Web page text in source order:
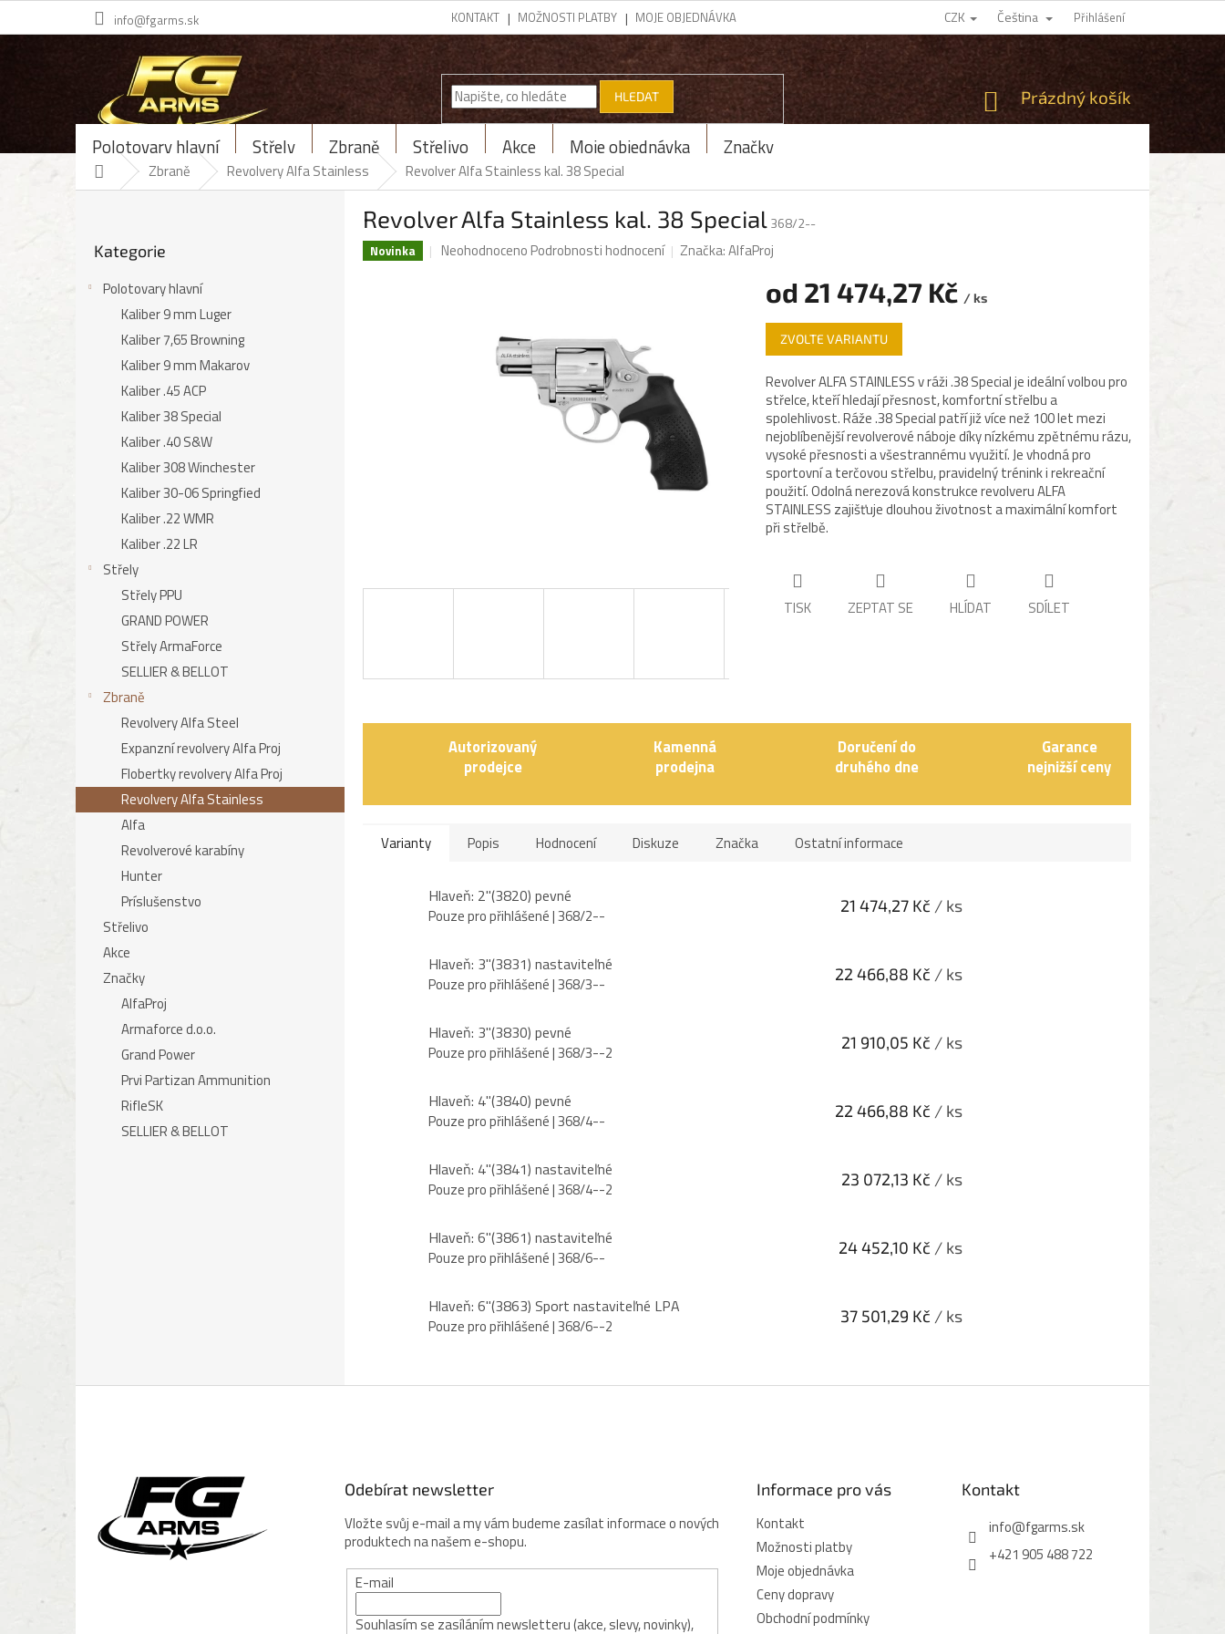
Přejít
info@fgarms.sk KONTAKT MOŽNOSTI PLATBY MOJE OBJEDNÁVKA CZK Čeština Přihlášení
HLEDAT
NÁKUPNÍ
KOŠÍK
Prázdný košík
Polotovary hlavní Střely Zbraně Střelivo Akce Moje objednávka Značky
Domů Zbraně Revolvery Alfa Stainless Revolver Alfa Stainless kal. 38 Special
kategorie
Kategorie
Polotovary hlavní
Kaliber 9 mm Luger
Kaliber 7,65 Browning
Kaliber 9 mm Makarov
Kaliber .45 ACP
Kaliber 38 Special
Kaliber .40 S&W
Kaliber 308 Winchester
Kaliber 30-06 Springfied
Kaliber .22 WMR
Kaliber .22 LR
Střely
Střely PPU
GRAND POWER
Střely ArmaForce
SELLIER & BELLOT
Zbraně
Revolvery Alfa Steel
Expanzní revolvery Alfa Proj
Flobertky revolvery Alfa Proj
Revolvery Alfa Stainless
Alfa
Revolverové karabíny
Hunter
Príslušenstvo
Střelivo
Akce
Značky
AlfaProj
Armaforce d.o.o.
Grand Power
Prvi Partizan Ammunition
RifleSK
SELLIER & BELLOT
Revolver Alfa Stainless kal. 38 Special368/2--
Novinka
Průměrné
hvězdiček.
NeohodnocenoPodrobnosti hodnocení Značka:AlfaProj
od 21 474,27 Kč / ks
Měrná
cena:
ZVOLTE VARIANTU
Revolver ALFA STAINLESS v ráži .38 Special je ideální volbou pro
střelce, kteří hledají přesnost, komfortní střelbu a
spolehlivost. Ráže .38 Special patří již více než 100 let mezi
nejoblíbenější revolverové náboje díky nízkému zpětnému rázu,
vysoké přesnosti a všestrannému využití. Je vhodná pro
sportovní a terčovou střelbu, pravidelný trénink i rekreační
použití. Odolná nerezová konstrukce revolveru ALFA
STAINLESS zajišťuje dlouhou životnost a maximální komfort
při střelbě.
TISK ZEPTAT SE HLÍDAT SDÍLET
Autorizovaný
prodejce
Kamenná
prodejna
Doručení do
druhého dne
Garance
nejnižší ceny
Varianty Popis Hodnocení Diskuze Značka Ostatní informace
Hlaveň: 2"(3820) pevné
Pouze pro přihlášené| 368/2-- 21 474,27 Kč / ks
Hlaveň: 3"(3831) nastaviteľné
Pouze pro přihlášené| 368/3-- 22 466,88 Kč / ks
Hlaveň: 3"(3830) pevné
Pouze pro přihlášené| 368/3--2 21 910,05 Kč / ks
Hlaveň: 4"(3840) pevné
Pouze pro přihlášené| 368/4-- 22 466,88 Kč / ks
Hlaveň: 4"(3841) nastaviteľné
Pouze pro přihlášené| 368/4--2 23 072,13 Kč / ks
Hlaveň: 6"(3861) nastaviteľné
Pouze pro přihlášené| 368/6-- 24 452,10 Kč / ks
Hlaveň: 6"(3863) Sport nastaviteľné LPA
Pouze pro přihlášené| 368/6--2 37 501,29 Kč / ks
Odebírat newsletter
Vložte svůj e-mail a my vám budeme zasílat informace o nových
produktech na našem e-shopu.
E-mail
Souhlasím se zasíláním newsletteru (akce, slevy, novinky),
Informace pro vás
Kontakt
Možnosti platby
Moje objednávka
Ceny dopravy
Obchodní podmínky
Kontakt
info@fgarms.sk
+421 905 488 722